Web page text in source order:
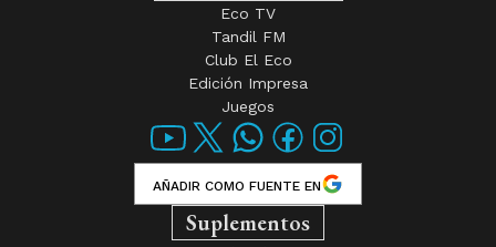
Eco TV
Tandil FM
Club El Eco
Edición Impresa
Juegos
AÑADIR COMO FUENTE EN
Suplementos